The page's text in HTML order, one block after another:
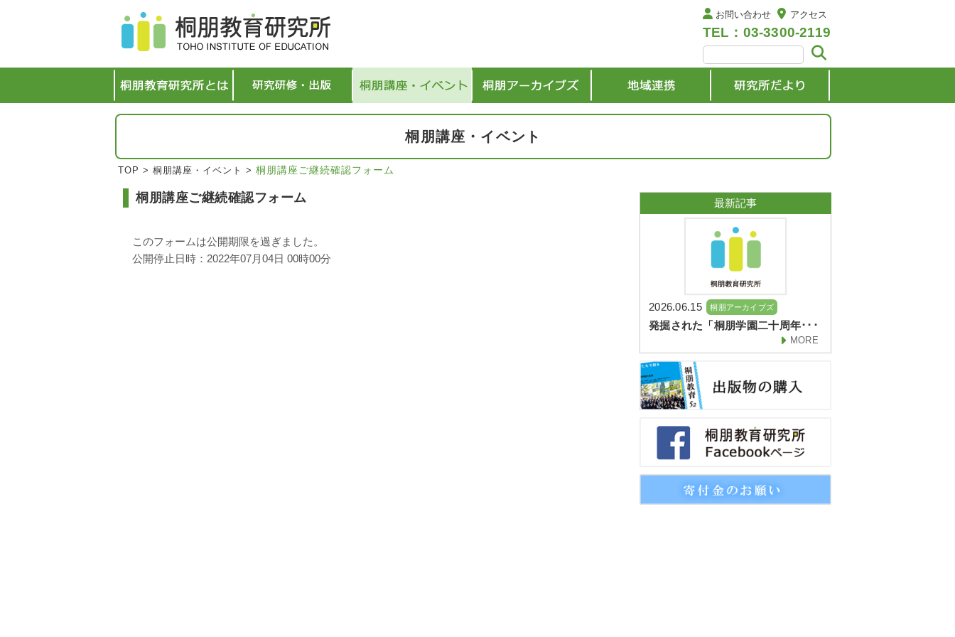
お問い合わせ アクセス
TEL：03-3300-2119
桐朋講座・イベント
TOP > 桐朋講座・イベント > 桐朋講座ご継続確認フォーム
桐朋講座ご継続確認フォーム 最新記事
2026.06.15 桐朋アーカイブズ
発掘された「桐朋学園二十周年･･･
MORE